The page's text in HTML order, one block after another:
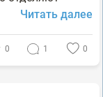
Читать далее
0 1 0